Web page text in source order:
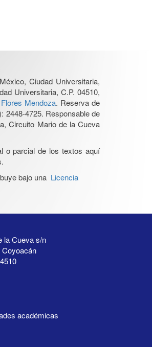
Ciudad Universitaria,
Universitaria, C.P. 04510,
Mendoza. Reserva de
2448-4725. Responsable de
Circuito Mario de la Cueva
o parcial de los textos aquí
bajo una Licencia
la Cueva s/n
académicas